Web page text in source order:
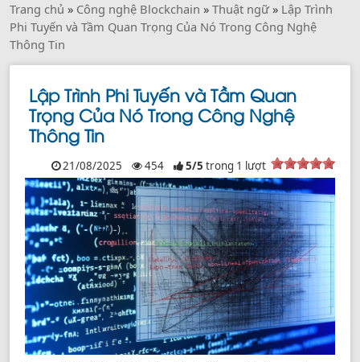
Trang chủ » Công nghệ Blockchain » Thuật ngữ» Lập Trình
Phi Tuyến và Tầm Quan Trọng Của Nó Trong Công Nghệ
Thông Tin
Lập Trình Phi Tuyến và Tầm Quan
Trọng Của Nó Trong Công Nghệ
Thông Tin
21/08/2025 454 5/5 trong 1 lượt